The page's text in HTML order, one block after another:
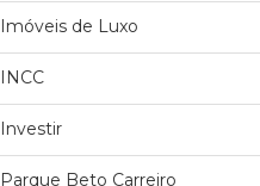
Imóveis de Luxo
INCC
Investir
Parque Beto Carreiro